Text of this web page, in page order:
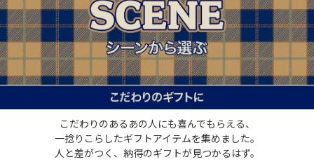
こだわりのあるあの人にも喜んでもらえる、
一捻りこらしたギフトアイテムを集めました。
人と差がつく、納得のギフトが見つかるはず。